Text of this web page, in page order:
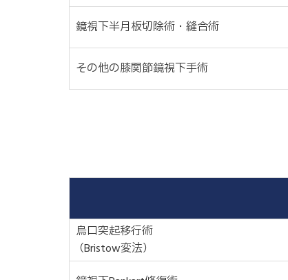
鏡視下半月板切除術・縫合術
その他の膝関節鏡視下手術
烏口突起移行術
（Bristow変法）